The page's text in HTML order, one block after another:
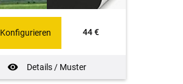
44 €
Details / Muster
Konfigurieren